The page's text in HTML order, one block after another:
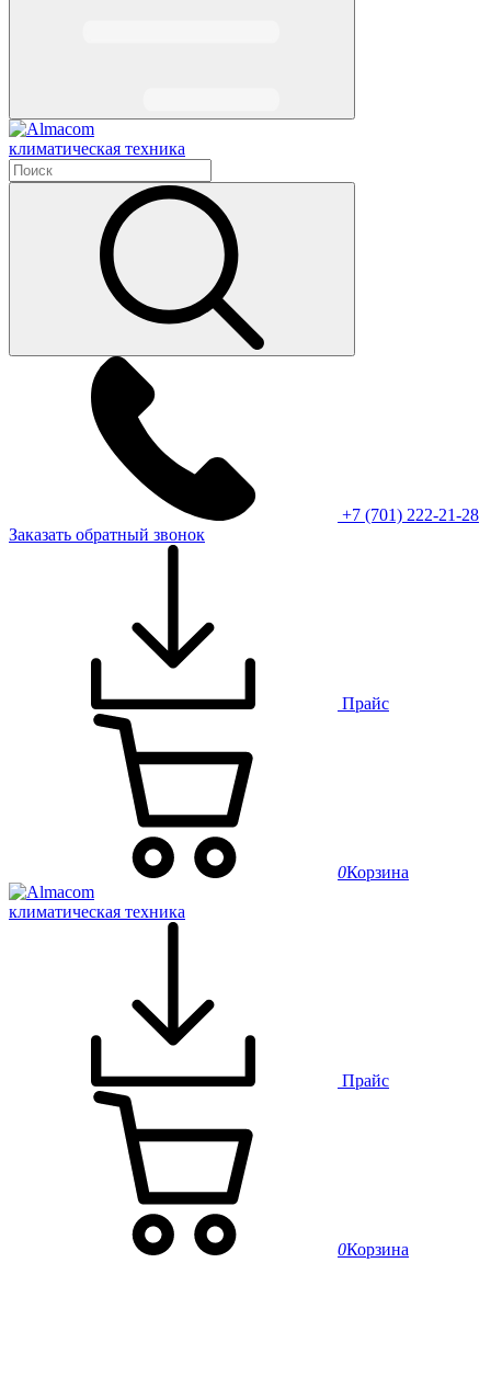
климатическая техника
+7 (701) 222-21-28
Заказать обратный звонок
Прайс
0Корзина
климатическая техника
Прайс
0Корзина